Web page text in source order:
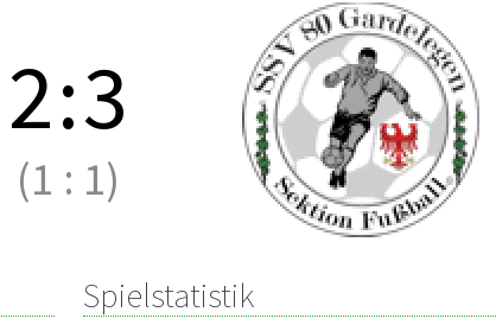
2:3
(1 : 1)
Spielstatistik